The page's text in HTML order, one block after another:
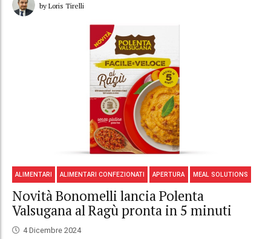
by Loris Tirelli
ALIMENTARI ALIMENTARI CONFEZIONATI APERTURA MEAL SOLUTIONS
Novità Bonomelli lancia Polenta
Valsugana al Ragù pronta in 5 minuti
4 Dicembre 2024